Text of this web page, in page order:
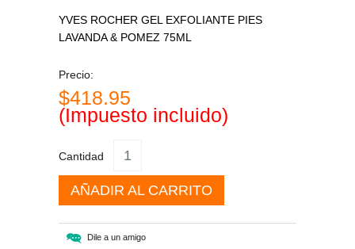
YVES ROCHER GEL EXFOLIANTE PIES
LAVANDA & POMEZ 75ML
Precio:
$418.95
(Impuesto incluido)
Cantidad
AÑADIR AL CARRITO
Dile a un amigo